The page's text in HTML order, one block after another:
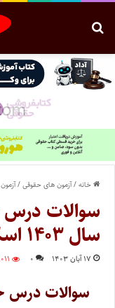
خانه/آزمون های حقوقی/
سوالات درس
سال ۱۴۰۳ اسکودا (غیر رسمی)
۱۷ آبان ۱۴۰۳ ۰
سوالات درس